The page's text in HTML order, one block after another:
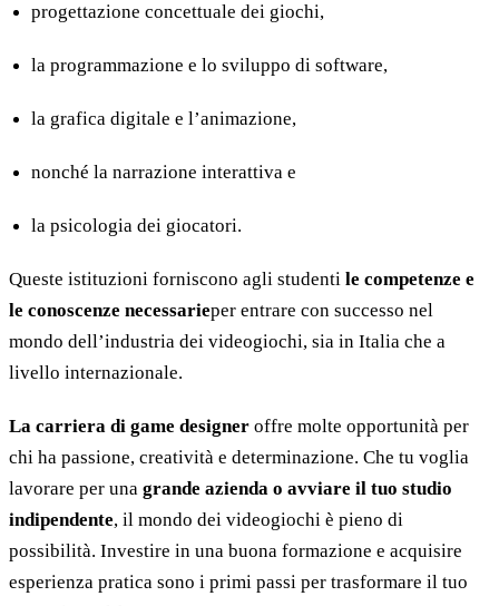
progettazione concettuale dei giochi,
la programmazione e lo sviluppo di software,
la grafica digitale e l’animazione,
nonché la narrazione interattiva e
la psicologia dei giocatori.
Queste istituzioni forniscono agli studenti le competenze e
le conoscenze necessarieper entrare con successo nel
mondo dell’industria dei videogiochi, sia in Italia che a
livello internazionale.
La carriera di game designer offre molte opportunità per
chi ha passione, creatività e determinazione. Che tu voglia
lavorare per una grande azienda o avviare il tuo studio
indipendente, il mondo dei videogiochi è pieno di
possibilità. Investire in una buona formazione e acquisire
esperienza pratica sono i primi passi per trasformare il tuo